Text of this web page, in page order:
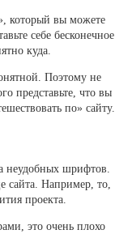
который вы можете
себе бесконечное
куда.
Поэтому не
представьте, что вы
по» сайту.
неудобных шрифтов.
сайта. Например, то,
проекта.
это очень плохо